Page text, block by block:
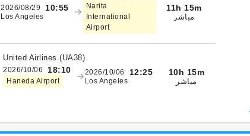
2026/08/29 10:55
Los Angeles
Narita
International
Airport
11h 15m
مباشر
United Airlines (UA38)
2026/10/06 18:10
Haneda Airport
2026/10/06 12:25
Los Angeles
10h 15m
مباشر